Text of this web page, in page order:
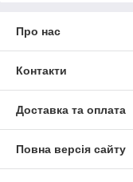
Про нас
Контакти
Доставка та оплата
Повна версія сайту